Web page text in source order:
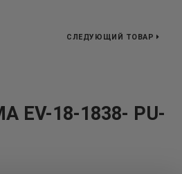
СЛЕДУЮЩИЙ ТОВАР
EV-18-1838- PU-